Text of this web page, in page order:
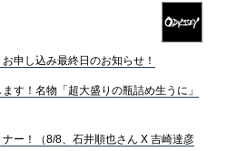
申し込み最終日のお知らせ！
す！名物「超大盛りの瓶詰め生うに」
ー！（8/8、石井順也さん X 吉崎達彦